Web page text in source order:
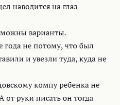
наводится на глаз
варианты.
не потому, что был
и увезли туда, куда не
компу ребенка не
руки писать он тогда